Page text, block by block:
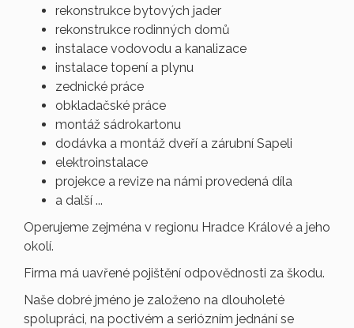
rekonstrukce bytových jader
rekonstrukce rodinných domů
instalace vodovodu a kanalizace
instalace topení a plynu
zednické práce
obkladačské práce
montáž sádrokartonu
dodávka a montáž dveří a zárubní Sapeli
elektroinstalace
projekce a revize na námi provedená díla
a další ...
Operujeme zejména v regionu Hradce Králové a jeho
okolí.
Firma má uavřené pojištění odpovědnosti za škodu.
Naše dobré jméno je založeno na dlouholeté
spolupráci, na poctivém a seriózním jednání se